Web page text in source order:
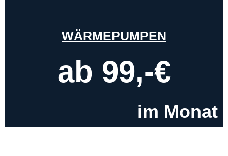
WÄRMEPUMPEN
ab 99,-€
im Monat